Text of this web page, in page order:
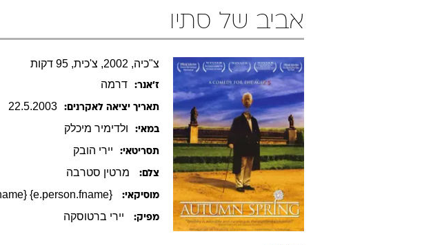
אביב של סתיו
צ"כיה, 2002, צ'כית, 95 דקות
ז׳אנר: דרמה
תאריך יציאה לאקרנים: 22.5.2003
במאי: ולדימיר מיכלק
תסריטאי: יירי הובק
צלם: מרטין סטרבה
מוסיקאי: {e.person.fname} {e.person.lname}
מפיק: יירי ברטוסקה